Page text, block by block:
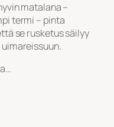
matalana –
termi – pinta
se rusketus säilyy